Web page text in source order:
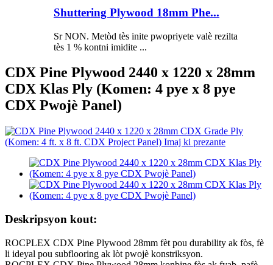
Shuttering Plywood 18mm Phe...
Sr NON. Metòd tès inite pwopriyete valè rezilta
tès 1 % kontni imidite ...
CDX Pine Plywood 2440 x 1220 x 28mm
CDX Klas Ply (Komen: 4 pye x 8 pye
CDX Pwojè Panel)
Deskripsyon kout:
ROCPLEX CDX Pine Plywood 28mm fèt pou durability ak fòs, fè
li ideyal pou subflooring ak lòt pwojè konstriksyon.